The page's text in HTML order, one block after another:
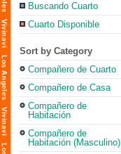
Buscando Cuarto
Cuarto Disponible
Sort by Category
Compañero de Cuarto
Compañero de Casa
Compañero de
Habitación
Compañero de
Habitación (Masculino)